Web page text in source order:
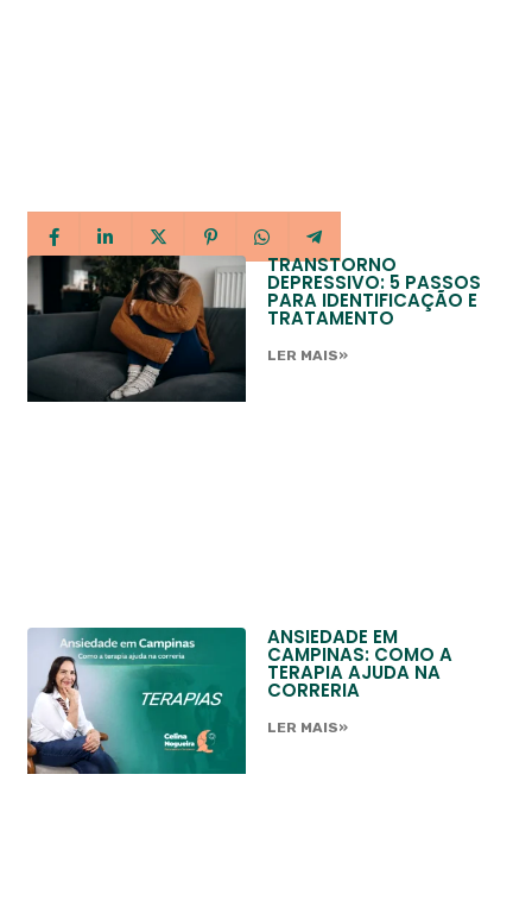
TRANSTORNO
DEPRESSIVO: 5 PASSOS
PARA IDENTIFICAÇÃO E
TRATAMENTO
LER MAIS»
ANSIEDADE EM
CAMPINAS: COMO A
TERAPIA AJUDA NA
CORRERIA
LER MAIS»